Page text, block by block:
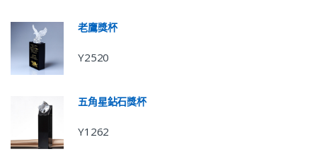
老鷹獎杯
Y2520
五角星鉆石獎杯
Y1262